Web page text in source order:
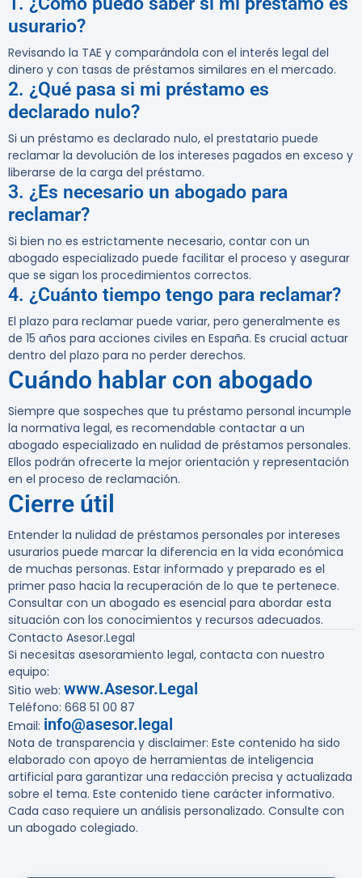
usurario?
Revisando la TAE y comparándola con el interés legal del
dinero y con tasas de préstamos similares en el mercado.
2. ¿Qué pasa si mi préstamo es
declarado nulo?
Si un préstamo es declarado nulo, el prestatario puede
reclamar la devolución de los intereses pagados en exceso y
liberarse de la carga del préstamo.
3. ¿Es necesario un abogado para
reclamar?
Si bien no es estrictamente necesario, contar con un
abogado especializado puede facilitar el proceso y asegurar
que se sigan los procedimientos correctos.
4. ¿Cuánto tiempo tengo para reclamar?
El plazo para reclamar puede variar, pero generalmente es
de 15 años para acciones civiles en España. Es crucial actuar
dentro del plazo para no perder derechos.
Cuándo hablar con abogado
Siempre que sospeches que tu préstamo personal incumple
la normativa legal, es recomendable contactar a un
abogado especializado en nulidad de préstamos personales.
Ellos podrán ofrecerte la mejor orientación y representación
en el proceso de reclamación.
Cierre útil
Entender la nulidad de préstamos personales por intereses
usurarios puede marcar la diferencia en la vida económica
de muchas personas. Estar informado y preparado es el
primer paso hacia la recuperación de lo que te pertenece.
Consultar con un abogado es esencial para abordar esta
situación con los conocimientos y recursos adecuados.
Contacto Asesor.Legal
Si necesitas asesoramiento legal, contacta con nuestro
equipo:
Sitio web: www.Asesor.Legal
Teléfono: 668 51 00 87
Email: info@asesor.legal
Nota de transparencia y disclaimer: Este contenido ha sido
elaborado con apoyo de herramientas de inteligencia
artificial para garantizar una redacción precisa y actualizada
sobre el tema. Este contenido tiene carácter informativo.
Cada caso requiere un análisis personalizado. Consulte con
un abogado colegiado.